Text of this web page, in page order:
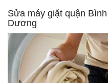
Sửa máy giặt quận
Dương